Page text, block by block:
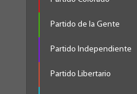
Partido de la Gente
Partido Independiente
Partido Libertario